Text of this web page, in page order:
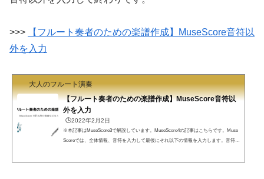
>>>
【フルート奏者のための楽譜作成】MuseScore音符以
外を入力
大人のフルート演奏
【フルート奏者のための楽譜作成】MuseScore音符以
外を入力
🕒️2022年2月2日
※本記事はMuseScore3で解説しています。MuseScore4の記事はこちらです。Muse
Scoreでは、全体情報、音符を入力して最後にそれ以下の情報を入力します。音符以